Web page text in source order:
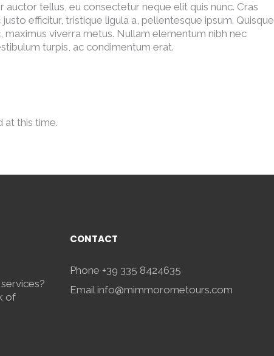
tellus, eu consectetur neque elit quis nunc. Cras
efficitur, tristique ligula a, pellentesque ipsum. Quisque
maximus viverra metus. Nullam elementum nibh nec
turpis, ac condimentum erat.
at this time.
of
CONTACT
Phone +39 335 8424635
Emailinfo@mimmorometours.com